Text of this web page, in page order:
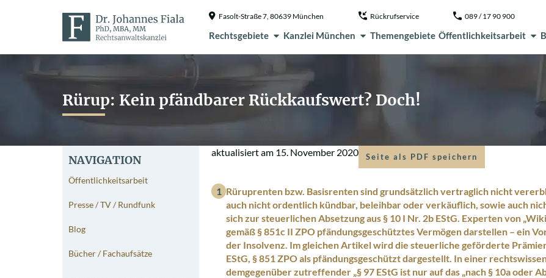
Fasolt-Straße 7, 80639 München Rückrufservice 089 / 17 90 900
Rechtsgebiete Kanzlei München Themengebiete Öffentlichkeitsarbeit
Rürup: Kein pfändbarer Rückkaufswert? Doch!
NAVIGATION
Öffentlichkeitsarbeit
Presse / TV / Rundfunk
Blog
Bücher / Fachaufsätze
aktualisiert am 15. November 2020 Seite als PDF speichern
Rüruprenten bzw. Basisrenten sind grundsätzlich vertraglich nicht
auch nicht ordentlich kündbar, beleihbar oder verkäuflich, sowie auch
sich zur steuerlichen Absetzung aus § 10 I Nr. 2b EStG. Experten von
gemäß § 851c II ZPO pfändungsgeschütztes Vermögen darstellen – ein
der Insolvenz. Im gleichen Artikel wird die steuerliche geförderte
EStG, § 851 ZPO als pfändungsgeschützt dargestellt. In einer
demgegenüber zutreffender „§ 97 EStG ist nur auf das „nach § 10a oder